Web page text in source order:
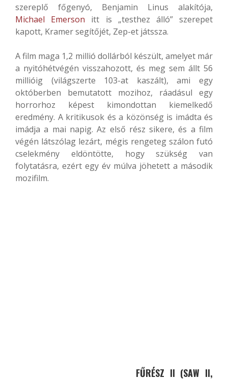
szereplő főgenyó, Benjamin Linus alakítója,
Michael Emerson itt is „testhez álló” szerepet
kapott, Kramer segítőjét, Zep-et játssza.
A film maga 1,2 millió dollárból készült, amelyet már
a nyitóhétvégén visszahozott, és meg sem állt 56
millióig (világszerte 103-at kaszált), ami egy
októberben bemutatott mozihoz, ráadásul egy
horrorhoz képest kimondottan kiemelkedő
eredmény. A kritikusok és a közönség is imádta és
imádja a mai napig. Az első rész sikere, és a film
végén látszólag lezárt, mégis rengeteg szálon futó
cselekmény eldöntötte, hogy szükség van
folytatásra, ezért egy év múlva jöhetett a második
mozifilm.
FŰRÉSZ II (SAW II,